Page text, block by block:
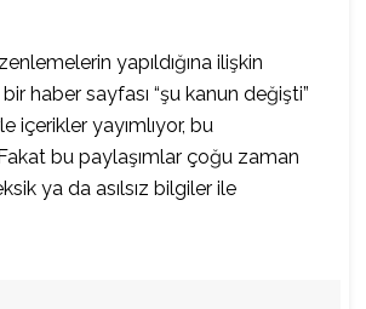
yapıldığına ilişkin
haber sayfası “şu kanun değişti”
içerikler yayımlıyor, bu
bu paylaşımlar çoğu zaman
ya da asılsız bilgiler ile